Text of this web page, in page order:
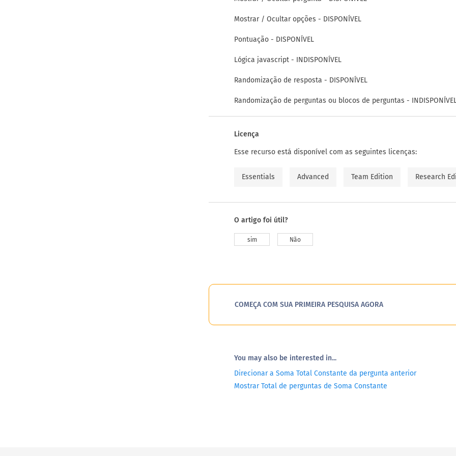
Mostrar / Ocultar opções - DISPONÍVEL
Pontuação - DISPONÍVEL
Lógica javascript - INDISPONÍVEL
Randomização de resposta - DISPONÍVEL
Randomização de perguntas ou blocos de perguntas -
Licença
Esse recurso está disponível com as seguintes licenças:
Essentials Advanced Team Edition Research
O artigo foi útil?
sim Não
COMEÇA COM SUA PRIMEIRA PESQUISA AGORA
You may also be interested in...
Direcionar a Soma Total Constante da pergunta anterior
Mostrar Total de perguntas de Soma Constante